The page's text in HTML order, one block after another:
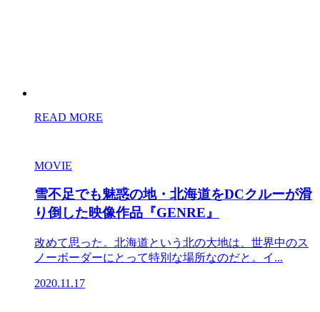
READ MORE
MOVIE
雪不足でも魅惑の地・北海道をDCクルーが滑
り倒した映像作品『GENRE』
改めて思った。北海道という北の大地は、世界中のス
ノーボーダーにとって特別な場所なのだと。イ...
2020.11.17